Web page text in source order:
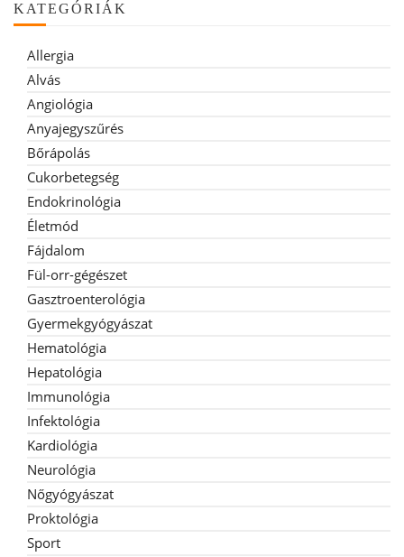
KATEGÓRIÁK
Allergia
Alvás
Angiológia
Anyajegyszűrés
Bőrápolás
Cukorbetegség
Endokrinológia
Életmód
Fájdalom
Fül-orr-gégészet
Gasztroenterológia
Gyermekgyógyászat
Hematológia
Hepatológia
Immunológia
Infektológia
Kardiológia
Neurológia
Nőgyógyászat
Proktológia
Sport